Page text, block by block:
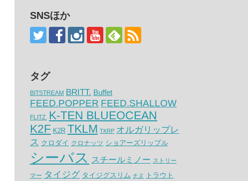
SNSほか
タグ
BITSTREAM BRITT. Buffet
FEED.POPPER FEED.SHALLOW
FLITZ. K-TEN BLUEOCEAN
K2F K2R TKLM TKRP オルガリップレ
ス クロダイ クロナッツ ショアーズリップル
シーバス スチールミノー ストリー
マー タイジグ タイジグスリム チヌ トラウト